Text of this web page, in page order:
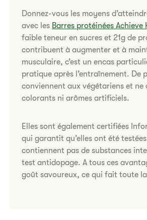
Donnez-vous les moyens
avec les Barres protéinées Achieve
faible teneur en sucres et 21g de
contribuent à augmenter et à
musculaire, c’est un encas
pratique après l’entraînement. De
conviennent aux végétariens et ne
colorants ni arômes artiﬁciels.
​Elles sont également certiﬁées
qui garantit qu’elles ont été
contiennent pas de substances
test antidopage. A tous ces
goût savoureux, ce qui fait toute